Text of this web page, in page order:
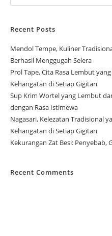
Recent Posts
Mendol Tempe, Kuliner
Berhasil Menggugah Selera
Prol Tape, Cita Rasa Lembut
Kehangatan di Setiap Gigitan
Sup Krim Wortel yang Lembut
dengan Rasa Istimewa
Nagasari, Kelezatan Tradisional
Kehangatan di Setiap Gigitan
Kekurangan Zat Besi: Penyebab,
Recent Comments